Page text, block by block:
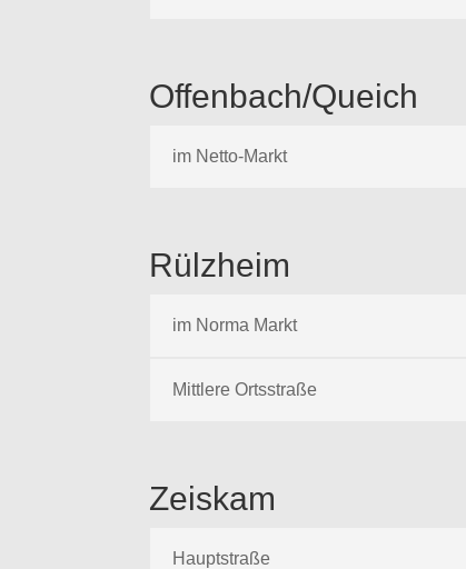
Offenbach/Queich
im Netto-Markt
Rülzheim
im Norma Markt
Mittlere Ortsstraße
Zeiskam
Hauptstraße